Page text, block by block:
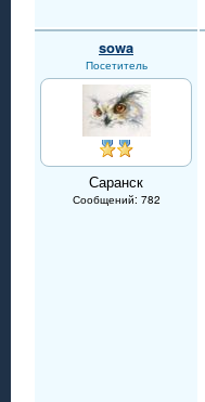
sowa
Посетитель
Саранск
Сообщений: 782